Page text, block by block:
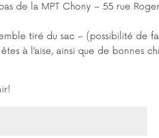
de la MPT Chony – 55 rue
tiré du sac – (possibilité de
à l’aise, ainsi que de bonnes